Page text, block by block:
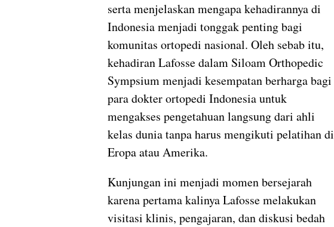
serta menjelaskan mengapa kehadirannya di
Indonesia menjadi tonggak penting bagi
komunitas ortopedi nasional. Oleh sebab itu,
kehadiran Lafosse dalam Siloam Orthopedic
Sympsium menjadi kesempatan berharga bagi
para dokter ortopedi Indonesia untuk
mengakses pengetahuan langsung dari ahli
kelas dunia tanpa harus mengikuti pelatihan di
Eropa atau Amerika.
Kunjungan ini menjadi momen bersejarah
karena pertama kalinya Lafosse melakukan
visitasi klinis, pengajaran, dan diskusi bedah